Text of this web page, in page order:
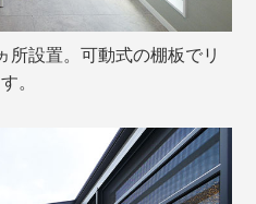
所設置。可動式の棚板でリ
。